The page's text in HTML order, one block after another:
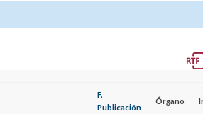
F.
Publicación
Órgano